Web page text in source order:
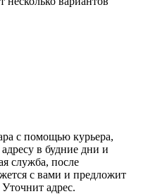
с помощью курьера,
в будние дни и
служба, после
с вами и предложит
адрес.